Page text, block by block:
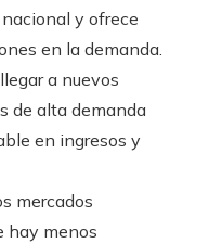
y ofrece
en la demanda.
a nuevos
de alta demanda
en ingresos y
mercados
hay menos